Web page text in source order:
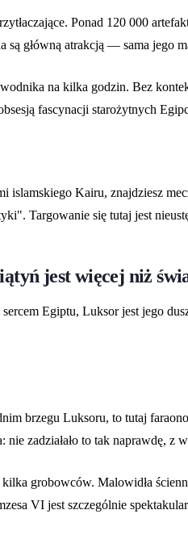
Ponad 120 000
są główną atrakcją — sama jego
na kilka godzin. Bez
fascynacji starożytnych
islamskiego Kairu, znajdziesz
Targowanie się tutaj jest
jest więcej niż
Egiptu, Luksor jest jego
brzegu Luksoru, to tutaj
zadziałało to tak naprawdę,
grobowców. Malowidła
VI jest szczególnie